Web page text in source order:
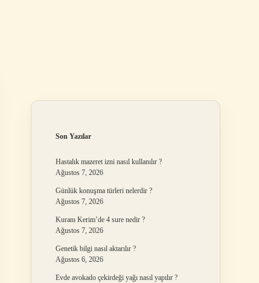
Son Yazılar
Hastalık mazeret izni nasıl kullanılır ?
Ağustos 7, 2026
Günlük konuşma türleri nelerdir ?
Ağustos 7, 2026
Kuranı Kerim’de 4 sure nedir ?
Ağustos 7, 2026
Genetik bilgi nasıl aktarılır ?
Ağustos 6, 2026
Evde avokado çekirdeği yağı nasıl yapılır ?